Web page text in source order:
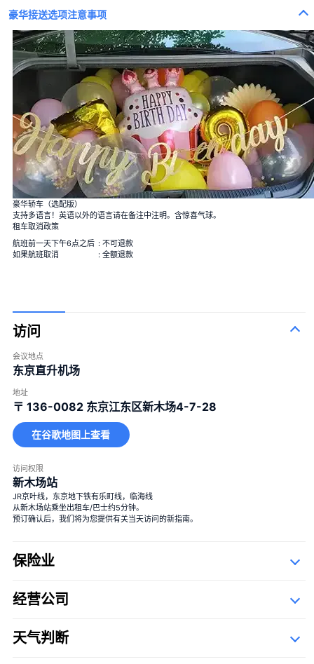
100束玫瑰花
100%的爱
一束12朵玫瑰
婚姻
40束玫瑰
真爱
108束玫瑰
婚姻
99+1束玫瑰
1 飞行中＋99 降落后
一束12朵玫瑰
婚姻
40束玫瑰
真爱
108束玫瑰
婚姻
99+1束玫瑰
大花束
豪华接送选项注意事项
豪华轿车（选配版）
支持多语言！英语以外的语言请在备注中注明。含惊喜气球。
租车取消政策
航班前一天下午6点之后 : 不可退款
如果航班取消
: 全额退款
访问
会议地点
东京直升机场
地址
〒 136-0082 东京江东区新木场4-7-28
在谷歌地图上查看
访问权限
新木场站
JR京叶线，东京地下铁有乐町线，临海线
从新木场站乘坐出租车/巴士约5分钟。
预订确认后，我们将为您提供有关当天访问的新指南。
保险业
经营公司
天气判断